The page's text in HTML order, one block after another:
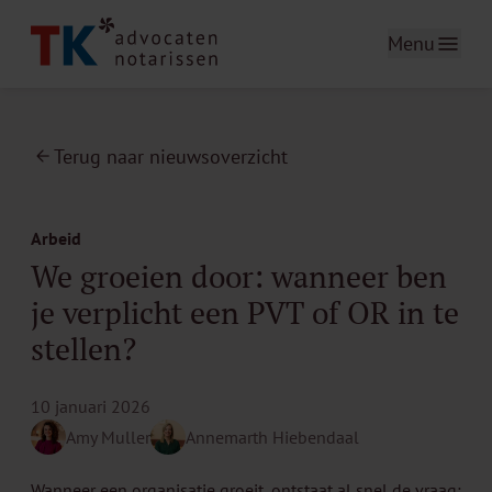
Menu
Terug naar nieuwsoverzicht
Arbeid
We groeien door: wanneer ben
je verplicht een PVT of OR in te
stellen?
10 januari 2026
Amy Muller
Annemarth Hiebendaal